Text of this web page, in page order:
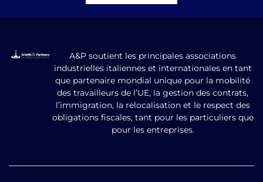
A&P soutient les principales associations
industrielles italiennes et internationales en tant
que partenaire mondial unique pour la mobilité
des travailleurs de l’UE, la gestion des contrats,
l’immigration, la relocalisation et le respect des
obligations fiscales, tant pour les particuliers que
pour les entreprises.